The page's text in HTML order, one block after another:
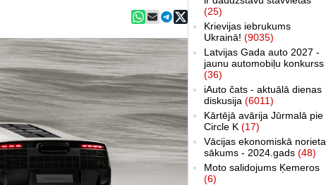
(25)
Krievijas iebrukums
Ukrainā! (9035)
Latvijas Gada auto 2027 -
jaunu automobiļu konkurss
(36)
iAuto čats - aktuālā dienas
diskusija (6011)
Kārtējā avārija Jūrmalā pie
Circle K (17)
Vācijas ekonomiskā norieta
sākums - 2024.gads (48)
Moto salidojums Ķemeros
(6)